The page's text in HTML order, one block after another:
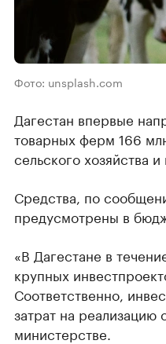
Фото: unsplash.com
Дагестан впервые
товарных ферм 166
сельского хозяйства
Средства, по
предусмотрены в
«В Дагестане в
крупных
Соответственно,
затрат на
министерстве.